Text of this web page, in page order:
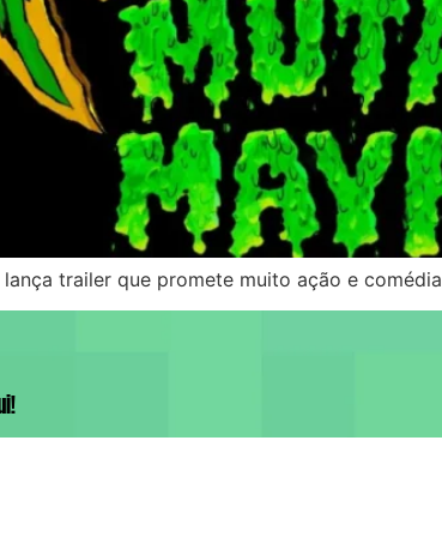
trailer que promete muito ação e comédia